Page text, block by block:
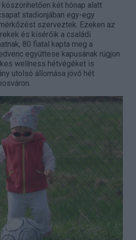
két hónap alatt
stadionjában egy-egy
szerveztek. Ezeken az
és kísérőik a családi
80 fiatal kapta meg a
együttese kapusának rúgjon
wellness hétvégéket is
utolsó állomása jövő hét